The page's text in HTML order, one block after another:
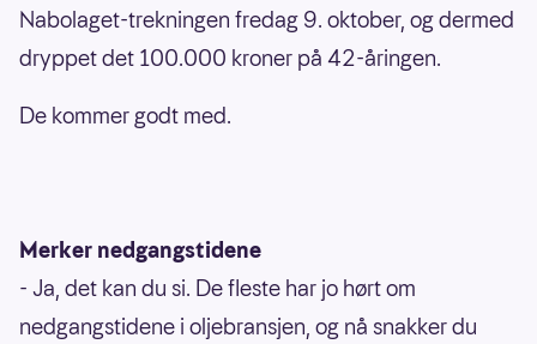
Nabolaget-trekningen fredag 9. oktober, og dermed
dryppet det 100.000 kroner på 42-åringen.
De kommer godt med.
Merker nedgangstidene
- Ja, det kan du si. De fleste har jo hørt om
nedgangstidene i oljebransjen, og nå snakker du